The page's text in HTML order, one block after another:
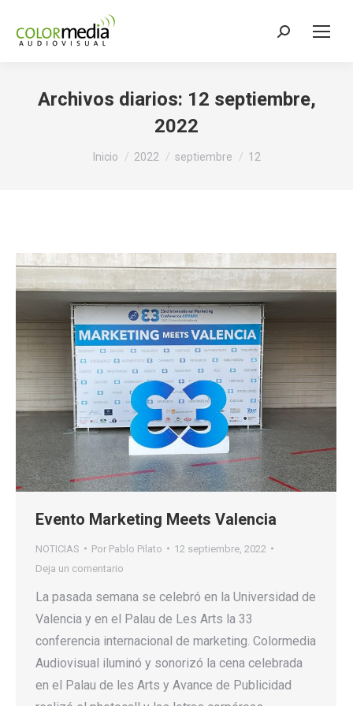
Buscar:
Archivos diarios: 12 septiembre,
2022
Estás aquí:
Inicio 2022 septiembre 12
Evento Marketing Meets Valencia
NOTICIAS Por Pablo Pilato
12 septiembre, 2022
Deja un comentario
La pasada semana se celebró en la Universidad de
Valencia y en el Palau de Les Arts la 33
conferencia internacional de marketing. Colormedia
Audiovisual iluminó y sonorizó la cena celebrada
en el Palau de les Arts y Avance de Publicidad